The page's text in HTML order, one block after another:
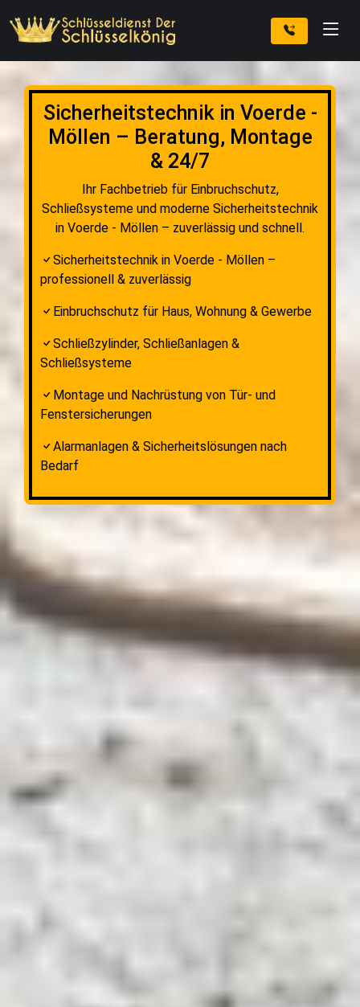
Sicherheitstechnik in Voerde -
Möllen – Beratung, Montage
& 24/7
Ihr Fachbetrieb für Einbruchschutz,
Schließsysteme und moderne Sicherheitstechnik
in Voerde - Möllen – zuverlässig und schnell.
Sicherheitstechnik in Voerde - Möllen –
professionell & zuverlässig
Einbruchschutz für Haus, Wohnung & Gewerbe
Schließzylinder, Schließanlagen &
Schließsysteme
Montage und Nachrüstung von Tür- und
Fenstersicherungen
Alarmanlagen & Sicherheitslösungen nach
Bedarf